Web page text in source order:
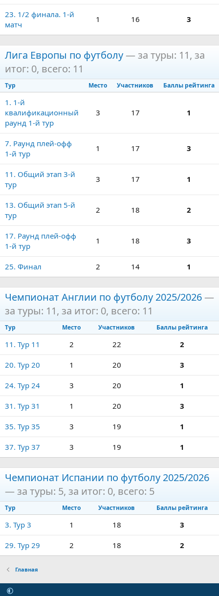
23. 1/2 финала. 1-й
матч
1 16 3
Лига Европы по футболу— за туры: 11, за
итог: 0, всего: 11
Тур Место Участников Баллы рейтинга
1. 1-й
квалификационный
раунд 1-й тур
3 17 1
7. Раунд плей-офф
1-й тур
1 17 3
11. Общий этап 3-й
тур
3 17 1
13. Общий этап 5-й
тур
2 18 2
17. Раунд плей-офф
1-й тур
1 18 3
25. Финал 2 14 1
Чемпионат Англии по футболу 2025/2026—
за туры: 11, за итог: 0, всего: 11
Тур Место Участников Баллы рейтинга
11. Тур 11 2 22 2
20. Тур 20 1 20 3
24. Тур 24 3 20 1
31. Тур 31 1 20 3
35. Тур 35 3 19 1
37. Тур 37 3 19 1
Чемпионат Испании по футболу 2025/2026
— за туры: 5, за итог: 0, всего: 5
Тур Место Участников Баллы рейтинга
3. Тур 3 1 18 3
29. Тур 29 2 18 2
Главная